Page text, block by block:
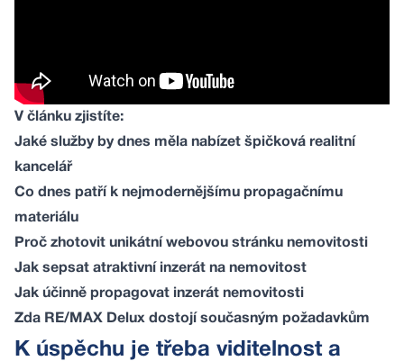
V článku zjistíte:
Jaké služby by dnes měla nabízet špičková realitní
kancelář
Co dnes patří k nejmodernějšímu propagačnímu
materiálu
Proč zhotovit unikátní webovou stránku nemovitosti
Jak sepsat atraktivní inzerát na nemovitost
Jak účinně propagovat inzerát nemovitosti
Zda RE/MAX Delux dostojí současným požadavkům
K úspěchu je třeba viditelnost a